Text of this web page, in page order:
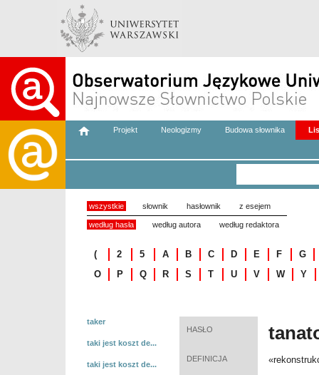
Projekt Neologizmy Budowa słownika
wszystkie słownik hasłownik z esejem
według hasła według autora według redaktora
( 2 5 A B C D E F
G
O
P Q R S T U V W Y
taker
taki jest koszt de...
taki jest koszt de...
HASŁO
DEFINICJA «